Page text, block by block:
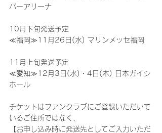
パーアリーナ
10月下旬発送予定
≪福岡≫11月26日(水) マリンメッセ福岡
11月上旬発送予定
≪愛知≫12月3日(水)・4日(木) 日本ガイシ
ホール
チケットはファンクラブにご登録いただいて
いるご住所ではなく、
【お申し込み時に発送先としてご入力いただ